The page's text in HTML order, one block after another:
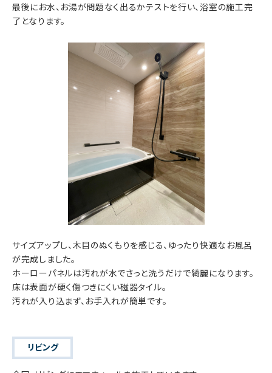
最後にお水、お湯が問題なく出るかテストを行い、浴室の施工完
了となります。
サイズアップし、木目のぬくもりを感じる、ゆったり快適なお風呂
が完成しました。
ホーローパネルは汚れが水でさっと洗うだけで綺麗になります。
床は表面が硬く傷つきにくい磁器タイル。
汚れが入り込まず、お手入れが簡単です。
リビング